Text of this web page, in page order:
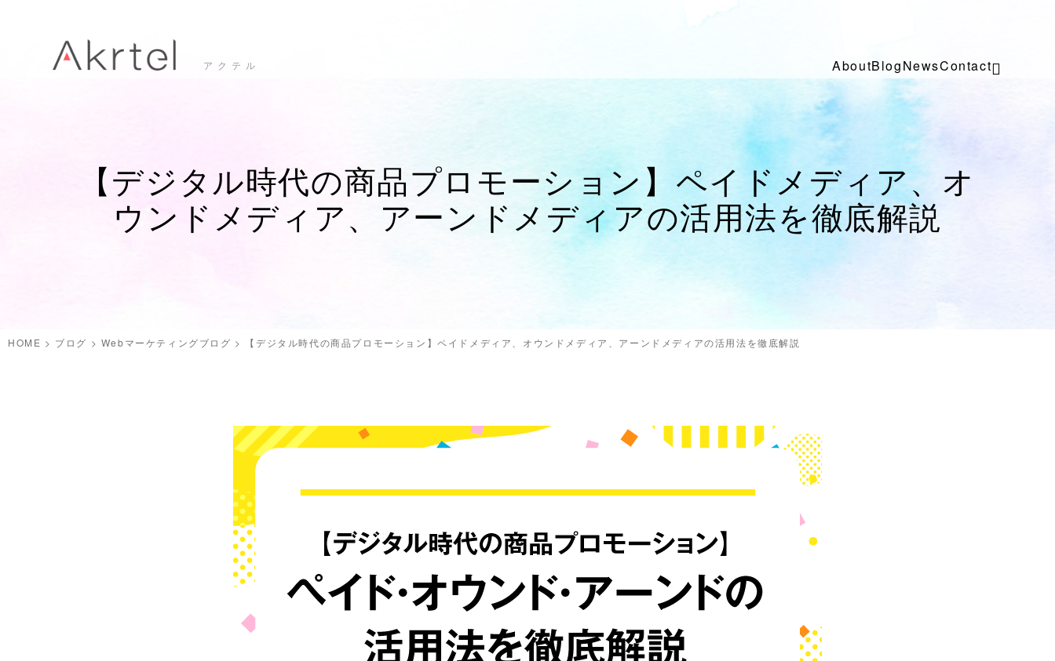
アクテル AboutBlogNewsContact
【デジタル時代の商品プロモーション】ペイドメディア、オ
ウンドメディア、アーンドメディアの活用法を徹底解説
HOME > ブログ > Webマーケティングブログ > 【デジタル時代の商品プロモーション】ペイドメディア、オウンドメディア、アーンドメディアの活用法を徹底解説